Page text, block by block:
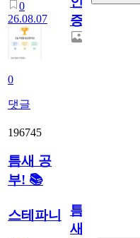
0
26.08.07
0
댓글
증
196745
틈새 공
부! 📚
스테파니
틈
새